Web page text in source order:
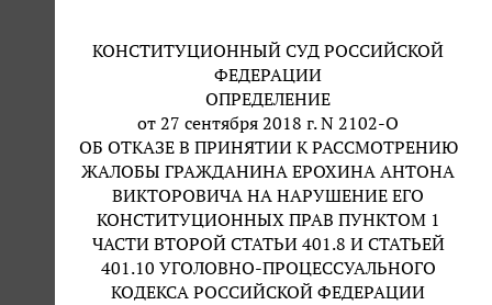
КОНСТИТУЦИОННЫЙ СУД РОССИЙСКОЙ
ФЕДЕРАЦИИ
ОПРЕДЕЛЕНИЕ
от 27 сентября 2018 г. N 2102-О
ОБ ОТКАЗЕ В ПРИНЯТИИ К РАССМОТРЕНИЮ
ЖАЛОБЫ ГРАЖДАНИНА ЕРОХИНА АНТОНА
ВИКТОРОВИЧА НА НАРУШЕНИЕ ЕГО
КОНСТИТУЦИОННЫХ ПРАВ ПУНКТОМ 1
ЧАСТИ ВТОРОЙ СТАТЬИ 401.8 И СТАТЬЕЙ
401.10 УГОЛОВНО-ПРОЦЕССУАЛЬНОГО
КОДЕКСА РОССИЙСКОЙ ФЕДЕРАЦИИ